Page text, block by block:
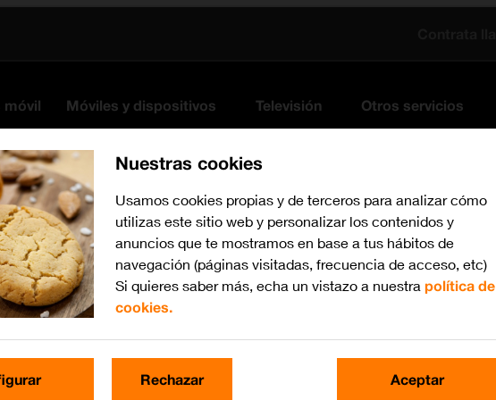
móvil Móviles y dispositivos Televisión Otros servicios
Nuestras cookies
Usamos cookies propias y de terceros para analizar cómo
utilizas este sitio web y personalizar los contenidos y
anuncios que te mostramos en base a tus hábitos de
navegación (páginas visitadas, frecuencia de acceso, etc)
Si quieres saber más, echa un vistazo a nuestra política de
cookies.
Rechazar Aceptar